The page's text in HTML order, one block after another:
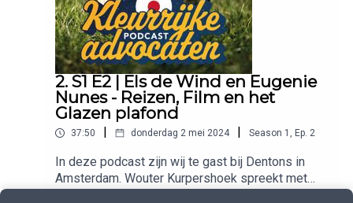
2. S1 E2 | Els de Wind en Eugenie
Nunes - Reizen, Film en het
Glazen plafond
37:50 donderdag 2 mei 2024 Season 1 , Ep. 2
In deze podcast zijn wij te gast bij Dentons in
Amsterdam. Wouter Kurpershoek spreekt met